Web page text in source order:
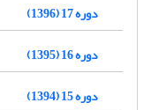
دوره 17 (1396)
دوره 16 (1395)
دوره 15 (1394)